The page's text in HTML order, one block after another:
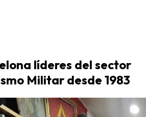
líderes del sector
Militar desde 1983